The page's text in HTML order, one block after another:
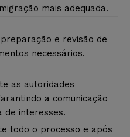
mais adequada.
e revisão de
necessários.
as autoridades
a comunicação
de interesses.
todo o processo e após